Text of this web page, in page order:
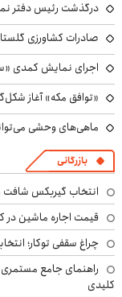
درگذشت رئیس دفتر
صادرات کشاورزی گلستان از مرز ۴۲
اجرای نمایش کمدی
«توافق مکه» آغاز
ماهی‌های وحشی
بازرگانی
انتخاب گیربکس شافت
قیمت اجاره ماشین در کیش در سال ۱۴۰۵
چراغ سقفی توکار؛
راهنمای جامع
کلیدی